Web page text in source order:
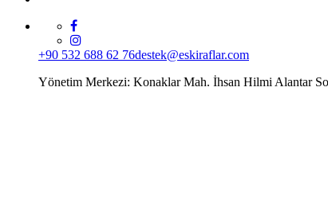
+90 532 688 62 76destek@eskiraflar.com
Yönetim Merkezi: Konaklar Mah. İhsan Hilmi Alantar